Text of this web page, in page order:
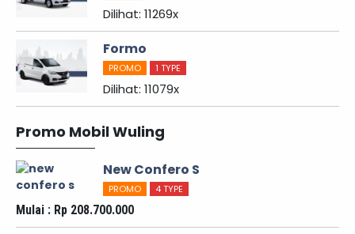
Dilihat: 11269x
Formo
PROMO 1 TYPE
Dilihat: 11079x
Promo Mobil Wuling
New Confero S
PROMO 4 TYPE
Mulai : Rp 208.700.000